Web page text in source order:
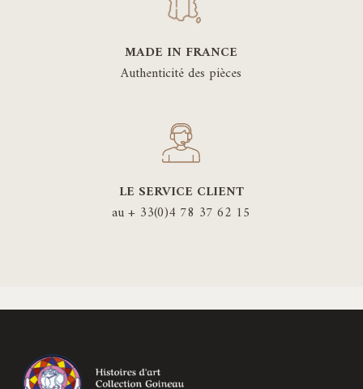
MADE IN FRANCE
Authenticité des pièces
LE SERVICE CLIENT
au + 33(0)4 78 37 62 15